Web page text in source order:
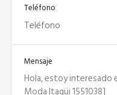
Teléfono
Mensaje